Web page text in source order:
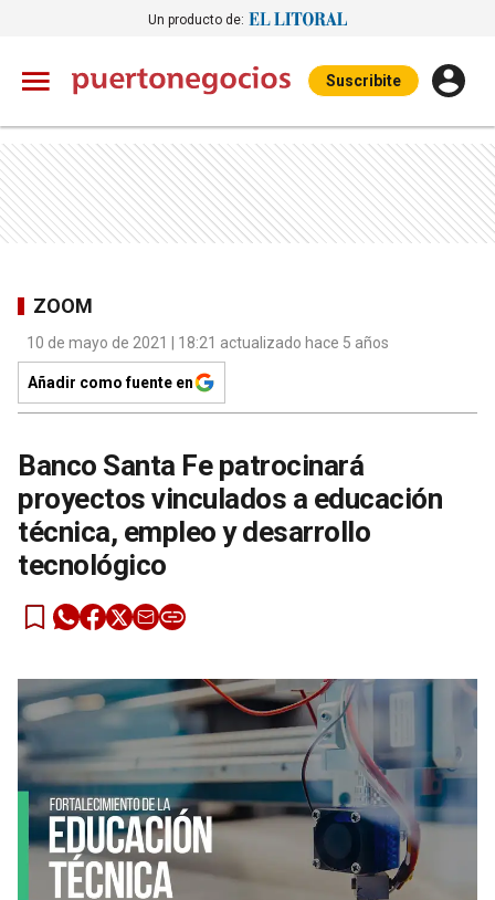
Un producto de:
Suscribite
ZOOM
10 de mayo de 2021 | 18:21 actualizado hace 5 años
Añadir como fuente en
Banco Santa Fe patrocinará
proyectos vinculados a educación
técnica, empleo y desarrollo
tecnológico